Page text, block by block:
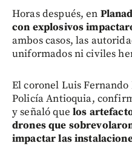
Horas después, en
con explosivos
ambos casos, las
uniformados ni civiles
El coronel Luis
Policía Antioquia,
y señaló que los
drones que
impactar las